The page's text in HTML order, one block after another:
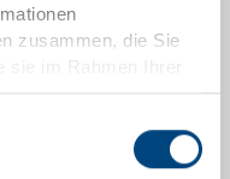
zusammen, die Sie